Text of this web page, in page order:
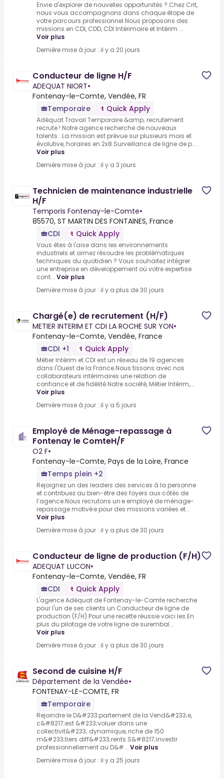
Envie d'explorer de nouvelles opportunités ?.Chez Crit,
nous vous accompagnons dans chaque étape de
votre parcours professionnel.Nous proposons des
missions en CDI, CDD, CDI Intérimaire et Intérim ...
Voir plus
Dernière mise à jour : il y a 20 jours
Conducteur de ligne H/F
ADEQUAT NIORT•
Fontenay-le-Comte, Vendée, FR
Temporaire
Quick Apply
Adéquat Travail Temporaire &amp; recrutement
recrute !.Notre agence recherche de nouveaux
talents :.La mission est prévue sur plusieurs mois et
évolutive, horaires en 2x8.Surveillance de ligne de p...
Voir plus
Dernière mise à jour : il y a 3 jours
Technicien de maintenance industrielle
H/F
Temporis Fontenay-le-Comte•
85570, ST MARTIN DES FONTAINES, France
CDI
Quick Apply
Vous êtes à l'aise dans les environnements
industriels et aimez résoudre les problématiques
techniques du quotidien ? Vous souhaitez intégrer
une entreprise en développement où votre expertise
cont... Voir plus
Dernière mise à jour : il y a plus de 30 jours
Chargé(e) de recrutement (H/F)
METIER INTERIM ET CDI LA ROCHE SUR YON•
Fontenay-le-Comte, Vendée, France
CDI +1
Quick Apply
Métier Intérim et CDI est un réseau de 19 agences
dans l'Ouest de la France.Nous tissons avec nos
collaborateurs intérimaires une relation de
confiance et de fidélité.Notre société, Métier Intérim,...
Voir plus
Dernière mise à jour : il y a 5 jours
Employé de Ménage-repassage à
Fontenay le ComteH/F
O2 F•
Fontenay-le-Comte, Pays de la Loire, France
Temps plein +2
Rejoignez un des leaders des services à la personne
et contribuez au bien-être des foyers aux côtés de
l’agence.Nous recrutons un·e employé de ménage-
repassage motivé·e pour des missions variées et...
Voir plus
Dernière mise à jour : il y a plus de 30 jours
Conducteur de ligne de production (F/H)
ADEQUAT LUCON•
Fontenay-le-Comte, Vendée, FR
CDI
Quick Apply
L'agence Adéquat de Fontenay-le-Comte recherche
pour l'un de ses clients un Conducteur de ligne de
production (F/H).Pour une recette réussie voici les.En
plus du pilotage de votre ligne de surembal...
Voir plus
Dernière mise à jour : il y a plus de 30 jours
Second de cuisine H/F
Département de la Vendée•
FONTENAY-LE-COMTE, FR
Temporaire
Rejoindre le D&#233;partement de la Vend&#233;e,
c&#8217;est &#233;voluer dans une
collectivit&#233; dynamique, riche de 150
m&#233;tiers diff&#233;rents.S&#8217;investir
professionnellement au D&#... Voir plus
Dernière mise à jour : il y a 25 jours